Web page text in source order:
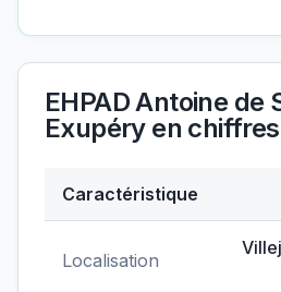
EHPAD Antoine de
Exupéryen chiffres
Caractéristique
Localisation